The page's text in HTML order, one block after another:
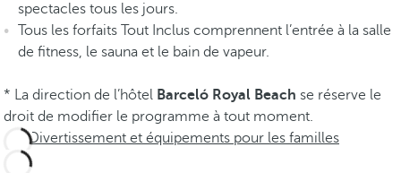
spectacles tous les jours.
Tous les forfaits Tout Inclus comprennent l’entrée à la salle
de fitness, le sauna et le bain de vapeur.
* La direction de l’hôtel Barceló Royal Beach se réserve le
droit de modifier le programme à tout moment.
Divertissement et équipements pour les familles